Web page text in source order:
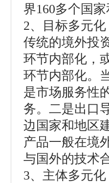
界160多个国
2、目标多元化
传统的境外投
环节内部化，
环节内部化。
是市场服务性
务。二是出口
边国家和地区
产品一般在境
与国外的技术
3、主体多元化